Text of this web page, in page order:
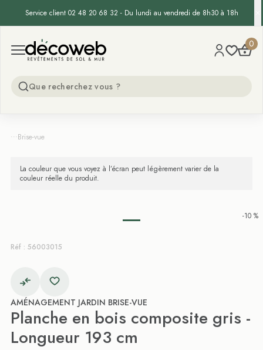
Service client 02 48 20 68 32 - Du lundi au vendredi de 8h30 à 18h
Open menu
Decoweb 0
...Brise-vue
La couleur que vous voyez à l’écran peut légèrement varier de la
couleur réelle du produit.
-10 %
Réf : 56003015
AMÉNAGEMENT JARDIN BRISE-VUE
Planche en bois composite gris -
Longueur 193 cm